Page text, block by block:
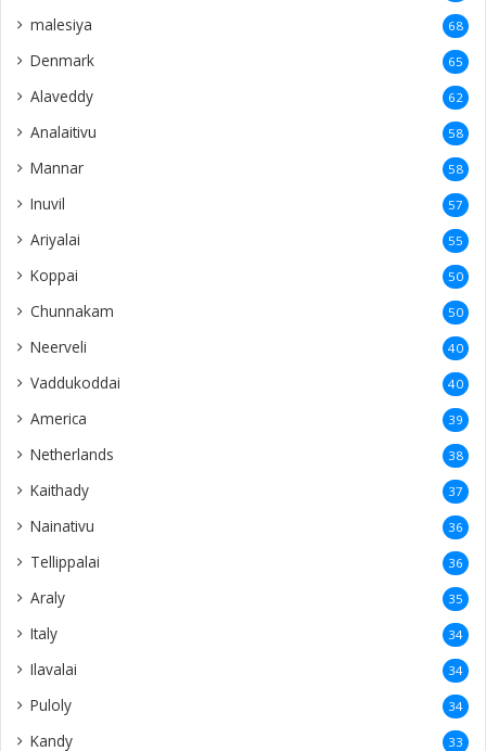
malesiya 68
Denmark 65
Alaveddy 62
Analaitivu 58
Mannar 58
Inuvil 57
Ariyalai 55
Koppai 50
Chunnakam 50
Neerveli 40
Vaddukoddai 40
America 39
Netherlands 38
Kaithady 37
Nainativu 36
Tellippalai 36
Araly 35
Italy 34
Ilavalai 34
Puloly 34
Kandy 33